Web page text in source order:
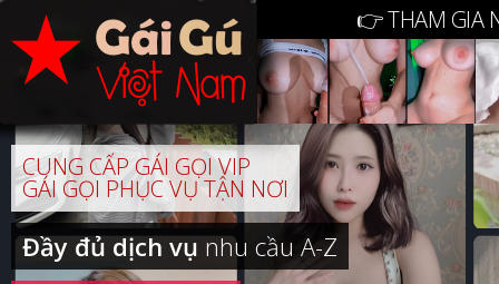
👉 THAM GIA
CUNG CẤP GÁI GỌI VIP
GÁI GỌI PHỤC VỤ TẬN NƠI
Đầy đủ dịch vụnhu cầu A-Z